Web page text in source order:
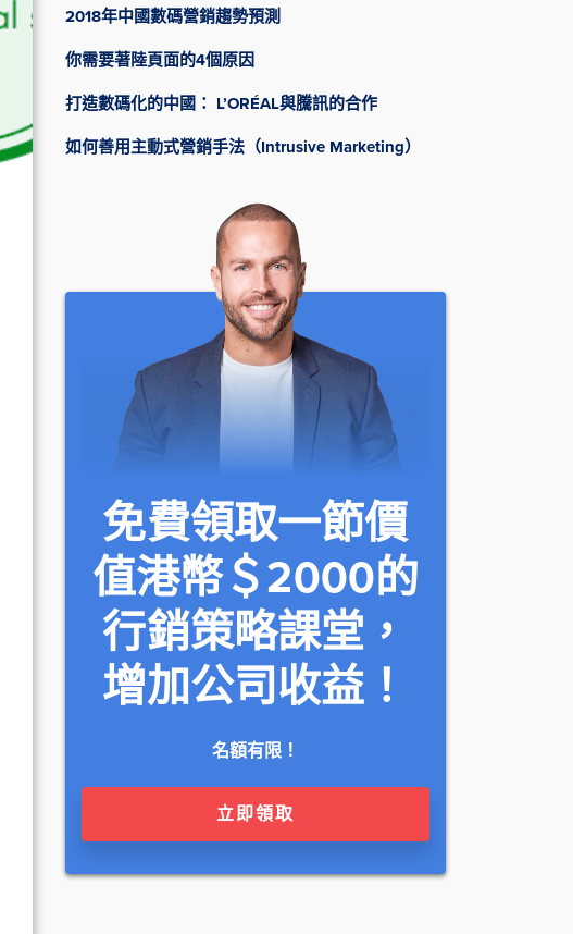
2018年中國數碼營銷趨勢預測
你需要著陸頁面的4個原因
打造數碼化的中國： L’ORÉAL與騰訊的合作
如何善用主動式營銷手法（Intrusive Marketing）
免費領取一節價
值港幣＄2000的
行銷策略課堂，
增加公司收益！
名額有限！
立即領取